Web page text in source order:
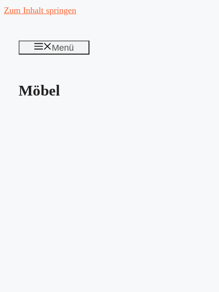
Zum Inhalt springen
Menü
Möbel